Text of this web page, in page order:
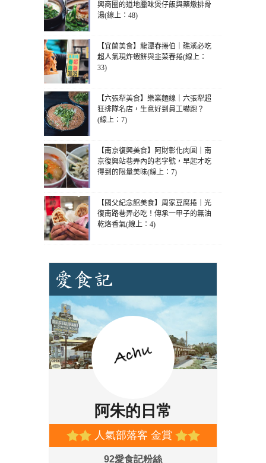
興商圈的道地臘味煲仔飯與藥燉排骨
湯(線上：48)
【宜蘭美食】龍潭春捲伯｜礁溪必吃
超人氣現炸蝦餅與韭菜春捲(線上：
33)
【六張犁美食】樂業麵線｜六張犁超
狂排隊名店，生意好到員工嚇跑？
(線上：7)
【南京復興美食】阿財彰化肉圓｜南
京復興站巷弄內的老字號，早起才吃
得到的限量美味(線上：7)
【國父紀念館美食】周家豆腐捲｜光
復南路巷弄必吃！傳承一甲子的無油
乾烙香氣(線上：4)